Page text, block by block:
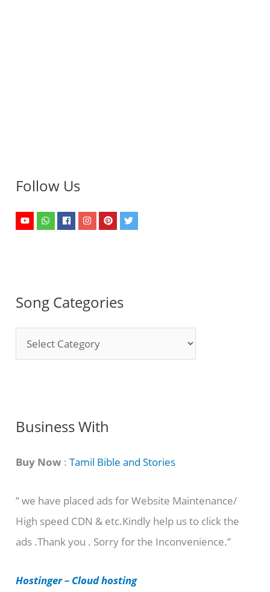
Follow Us
Song Categories
o
C
t
g
o
r
e
Business With
Buy Now :Tamil Bible and Stories
” we have placed ads for Website Maintenance/
High speed CDN & etc.Kindly help us to click the
ads .Thank you . Sorry for the Inconvenience.”
Hostinger – Cloud hosting